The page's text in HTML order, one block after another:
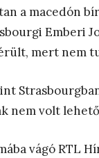
a macedón
Emberi
mert nem
nem volt
vágó RTL